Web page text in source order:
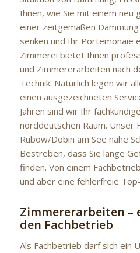
Ihnen, wie Sie mit einem neu
einer zeitgemäßen
senken und Ihr Portemonaie
Zimmerei bietet Ihnen
und Zimmererarbeiten nach
Technik. Natürlich legen wir
einen ausgezeichneten
Jahren sind wir Ihr
norddeutschen Raum. Unser
Rubow/Dobin am See nahe
Bestreben, dass Sie lange
finden. Von einem
und aber eine fehlerfreie
Zimmererarbeiten –
den Fachbetrieb
Als Fachbetrieb darf sich ein